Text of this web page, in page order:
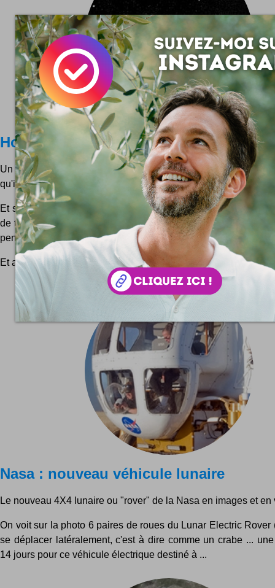
Houston, we have a problem
Un pépin à l'alunissage, il en faut toujours un. C'est quand il y
qu'il y a des problèmes :)
Et si la mission Apollo 13 c'était en fait passée comme cela ?
de tapette à mouches dans l'engin ! Le genre de problèmes
pense pas toujours ! Si...
Et aussi, en parlant de Espace ...
Nasa : nouveau véhicule lunaire
Le nouveau 4X4 lunaire ou "rover" de la Nasa en images et en
On voit sur la photo 6 paires de roues du Lunar Electric Rover
se déplacer latéralement, c'est à dire comme un crabe ...
14 jours pour ce véhicule électrique destiné à ...